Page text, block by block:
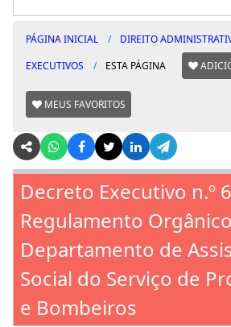
PÁGINA INICIAL DIREITO
EXECUTIVOS
ESTA PÁGINA
MEUS FAVORITOS
Decreto Executivo n.º
Regulamento
Departamento de
Social do Serviço de
e Bombeiros